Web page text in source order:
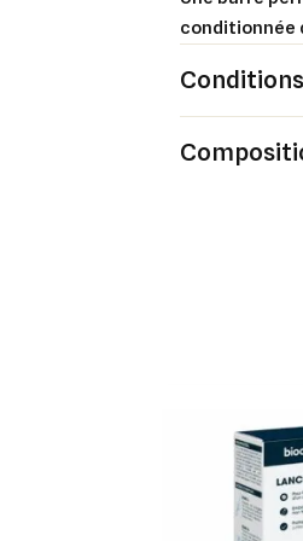
conditionnée